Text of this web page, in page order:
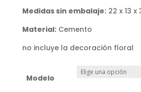
Medidas sin embalaje:22 x 13 x
Material:Cemento
no incluye la decoración floral
Modelo